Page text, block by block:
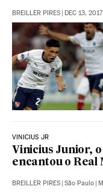
BREILLER PIRES DEC 13,
VINICIUS JR
Vinicius Junior,
encantou o Real
BREILLER PIRES São Paulo